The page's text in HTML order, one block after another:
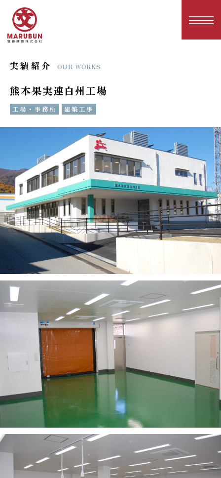
実績紹介 OUR WORKS
熊本果実連白州工場
工場・事務所 建築工事